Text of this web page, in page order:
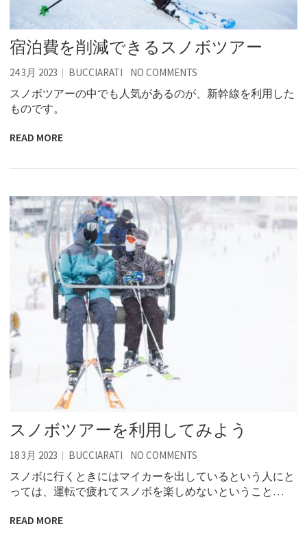
宿泊費を削減できるスノボツアー
24 3月 2023 BUCCIARATI NO COMMENTS
スノボツアーの中でも人気があるのが、新幹線を利用した
ものです。
READ MORE
スノボツアーを利用してみよう
18 3月 2023 BUCCIARATI NO COMMENTS
スノボに行くときにはマイカーを出しているという人にと
っては、運転で疲れてスノボを楽しめないということ…
READ MORE